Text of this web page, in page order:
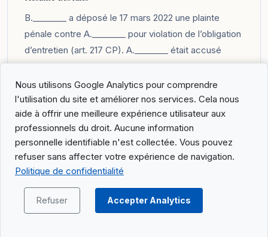
Nous utilisons Google Analytics pour comprendre
l'utilisation du site et améliorer nos services. Cela nous
aide à offrir une meilleure expérience utilisateur aux
professionnels du droit. Aucune information
personnelle identifiable n'est collectée. Vous pouvez
refuser sans affecter votre expérience de navigation.
Politique de confidentialité
Refuser Accepter Analytics
B.________ a déposé le 17 mars 2022 une plainte
pénale contre A.________ pour violation de l’obligation
d’entretien (art. 217 CP). A.________ était accusé
d’avoir payé seulement 750 CHF par mois entre le
1er avril 2020 et le 31 juillet 2021 au lieu des 1'500 CHF
fixés dans le jugement de divorce du 11 décembre
2018. Après paiement des montants dus et clôture
d’une procédure de poursuite, le Ministère public du
Haut-Valais a décidé le 10 août 2022 de ne pas entrer
en matière, mais a infligé des frais de procédure à
A.________ et l’a condamné à verser une indemnité à
B.________. Un recours contre cette décision a été
rejeté par la chambre pénale du Tribunal cantonal du